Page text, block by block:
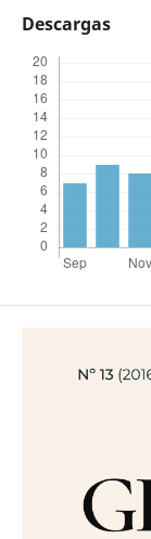
Descargas